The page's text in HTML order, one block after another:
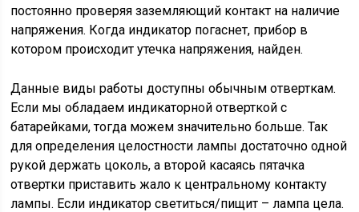
постоянно проверяя заземляющий контакт на наличие
напряжения. Когда индикатор погаснет, прибор в
котором происходит утечка напряжения, найден.
Данные виды работы доступны обычным отверткам.
Если мы обладаем индикаторной отверткой с
батарейками, тогда можем значительно больше. Так
для определения целостности лампы достаточно одной
рукой держать цоколь, а второй касаясь пятачка
отвертки приставить жало к центральному контакту
лампы. Если индикатор светиться/пищит – лампа цела.